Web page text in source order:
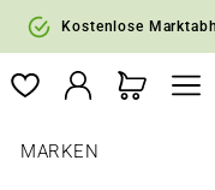
Kostenlose
MARKEN